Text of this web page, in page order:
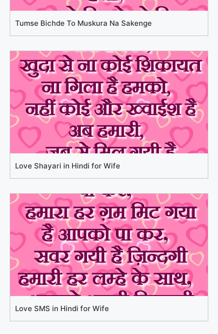
Tumse Bichde To Muskura Na Sakenge
Love Shayari in Hindi for Wife
Love SMS in Hindi for Wife